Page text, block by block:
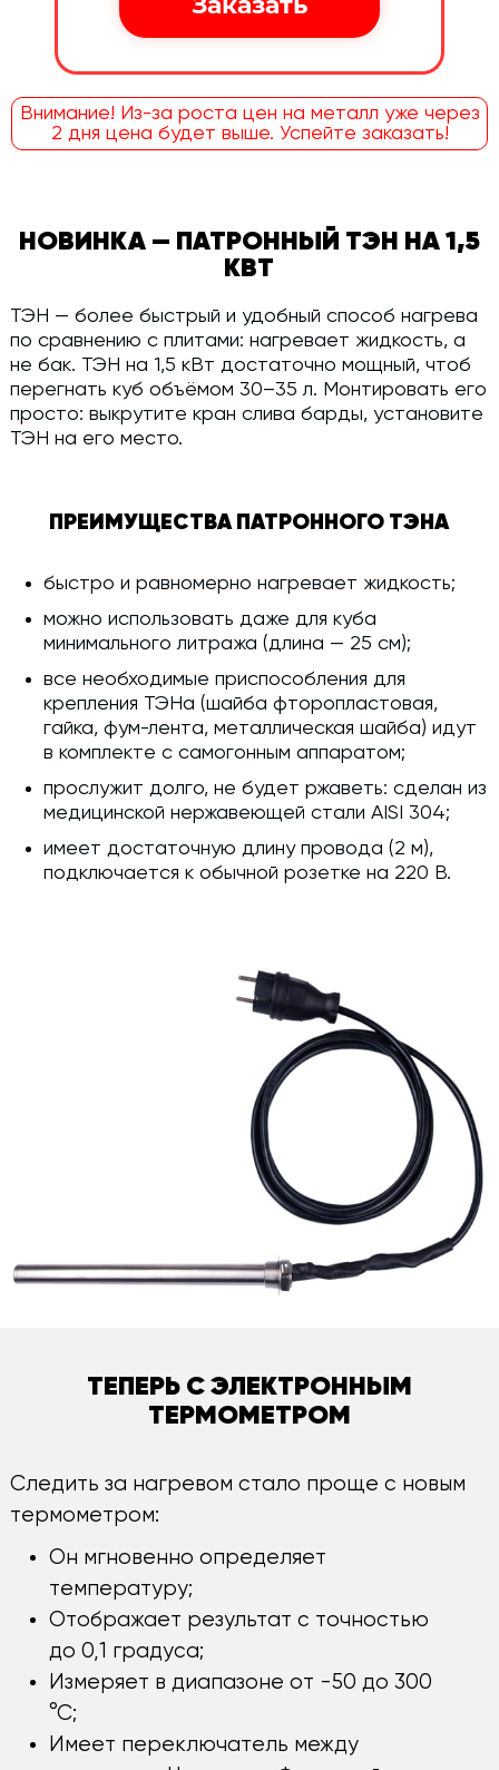
Внимание! Из-за роста цен на металл уже через
2 дня цена будет выше. Успейте заказать!
НОВИНКА — ПАТРОННЫЙ ТЭН НА 1,5
КВТ
ТЭН — более быстрый и удобный способ нагрева
по сравнению с плитами: нагревает жидкость, а
не бак. ТЭН на 1,5 кВт достаточно мощный, чтоб
перегнать куб объёмом 30–35 л. Монтировать его
просто: выкрутите кран слива барды, установите
ТЭН на его место.
ПРЕИМУЩЕСТВА ПАТРОННОГО ТЭНА
быстро и равномерно нагревает жидкость;
можно использовать даже для куба
минимального литража (длина — 25 см);
все необходимые приспособления для
крепления ТЭНа (шайба фторопластовая,
гайка, фум-лента, металлическая шайба) идут
в комплекте с самогонным аппаратом;
прослужит долго, не будет ржаветь: сделан из
медицинской нержавеющей стали AISI 304;
имеет достаточную длину провода (2 м),
подключается к обычной розетке на 220 В.
ТЕПЕРЬ С ЭЛЕКТРОННЫМ
ТЕРМОМЕТРОМ
Следить за нагревом стало проще с новым
термометром:
Он мгновенно определяет
температуру;
Отображает результат с точностью
до 0,1 градуса;
Измеряет в диапазоне от -50 до 300
°С;
Имеет переключатель между